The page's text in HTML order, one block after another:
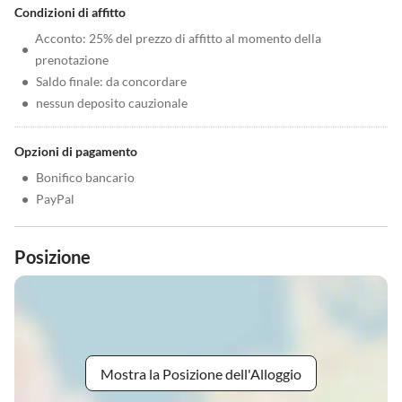
Condizioni di affitto
•
Acconto: 25% del prezzo di affitto al momento della
prenotazione
• Saldo finale: da concordare
• nessun deposito cauzionale
Opzioni di pagamento
• Bonifico bancario
• PayPal
Posizione
Mostra la Posizione dell'Alloggio